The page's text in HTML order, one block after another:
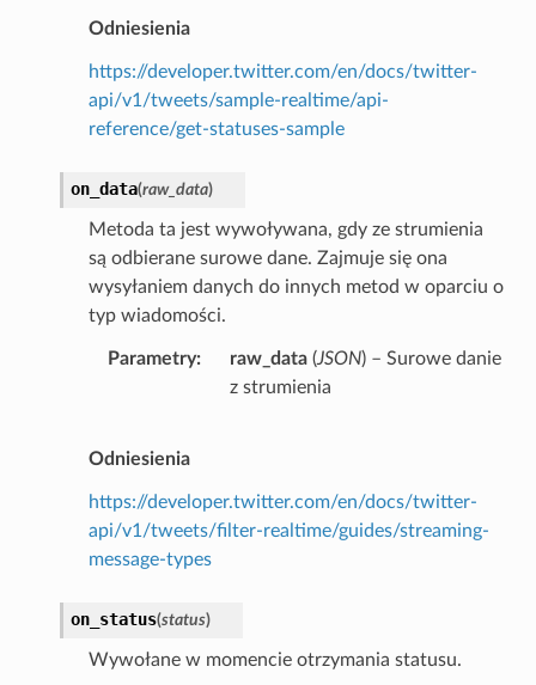
Odniesienia
https://developer.twitter.com/en/docs/twitter-
api/v1/tweets/sample-realtime/api-
reference/get-statuses-sample
on_data(raw_data)
Metoda ta jest wywoływana, gdy ze strumienia
są odbierane surowe dane. Zajmuje się ona
wysyłaniem danych do innych metod w oparciu o
typ wiadomości.
Parametry raw_data(JSON) – Surowe danie
z strumienia
Odniesienia
https://developer.twitter.com/en/docs/twitter-
api/v1/tweets/filter-realtime/guides/streaming-
message-types
on_status(status)
Wywołane w momencie otrzymania statusu.